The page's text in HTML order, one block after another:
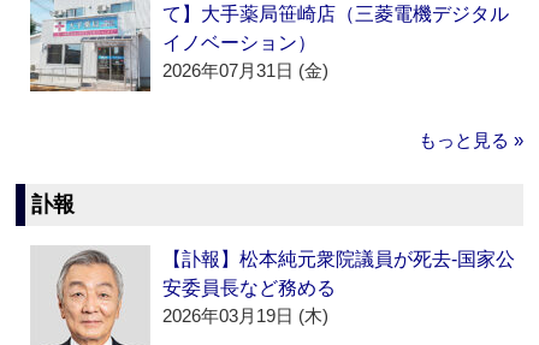
て】大手薬局笹崎店（三菱電機デジタル
イノベーション）
2026年07月31日 (金)
もっと見る »
訃報
【訃報】松本純元衆院議員が死去‐国家公
安委員長など務める
2026年03月19日 (木)